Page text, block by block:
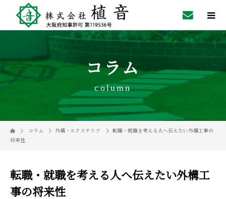
コラム
column
コラム 外構・エクステリア
転職・就職を考える人へ伝えたい外構工事の
将来性
転職・就職を考える人へ伝えたい外構工
事の将来性